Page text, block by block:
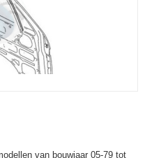
van bouwjaar 05-79 tot